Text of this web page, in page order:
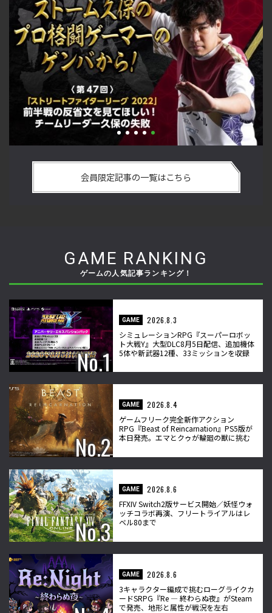
ほしい！ チームリーダー久保の失敗【ストーム久保のプロ格
闘ゲーマーのゲンバから！ 第47回】
会員限定記事の一覧はこちら
GAME RANKING
ゲームの人気記事ランキング！
GAME
2026.8.3
シミュレーションRPG『スーパーロボッ
ト大戦Y』大型DLC8月5日配信、追加機体
5体や新武器12種、33ミッションを収録
GAME
2026.8.4
ゲームフリーク完全新作アクション
RPG『Beast of Reincarnation』PS5版が
本日発売。エマとクゥが輪廻の獣に挑む
GAME
2026.8.6
FFXIV Switch2版サービス開始／妖怪ウォ
ッチコラボ再演、フリートライアルはレ
ベル80まで
GAME
2026.8.6
3キャラクター編成で挑むローグライクカ
ードSRPG『Re ― 終わらぬ夜』がSteam
で発売、地形と属性が戦況を左右